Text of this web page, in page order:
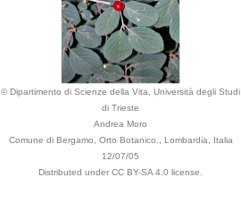
© Dipartimento di Scienze della Vita, Università degli Studi
di Trieste
Andrea Moro
Comune di Bergamo, Orto Botanico., Lombardia, Italia
12/07/05
Distributed under CC BY-SA 4.0 license.